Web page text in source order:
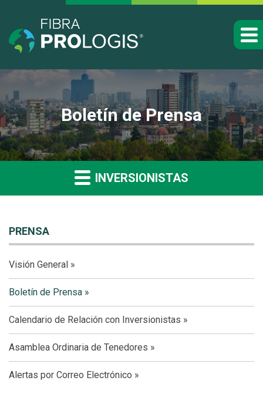
Boletín de Prensa
INVERSIONISTAS
PRENSA
Visión General
Boletín de Prensa
Calendario de Relación con Inversionistas
Asamblea Ordinaria de Tenedores
Alertas por Correo Electrónico